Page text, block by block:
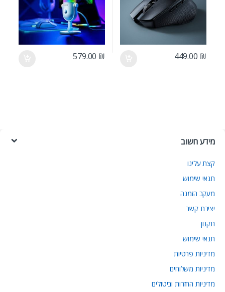
449.00 ₪
579.00 ₪
מידע חשוב
קצת עלינו
תנאי שימוש
מעקב הזמנה
יצירת קשר
תקנון
תנאי שימוש
מדיניות פרטיות
מדיניות משלוחים
מדיניות החזרות וביטולים